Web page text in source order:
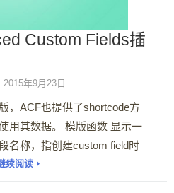
Custom Fields插
2015年9月23日
，ACF也提供了shortcode方
用其数据。 模版函数 显示一
名称，指创建custom field时
续阅读